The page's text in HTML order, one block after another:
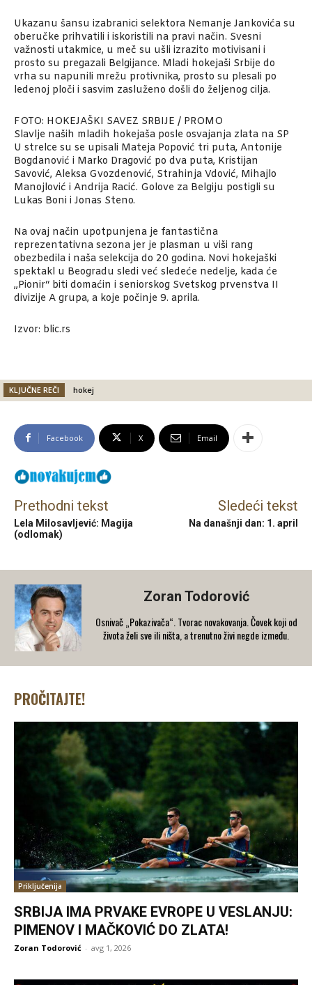
Ukazanu šansu izabranici selektora Nemanje Jankovića su
oberučke prihvatili i iskoristili na pravi način. Svesni
važnosti utakmice, u meč su ušli izrazito motivisani i
prosto su pregazali Belgijance. Mladi hokejaši Srbije do
vrha su napunili mrežu protivnika, prosto su plesali po
ledenoj ploči i sasvim zasluženo došli do željenog cilja.
FOTO: HOKEJAŠKI SAVEZ SRBIJE / PROMO
Slavlje naših mladih hokejaša posle osvajanja zlata na SP
U strelce su se upisali Mateja Popović tri puta, Antonije
Bogdanović i Marko Dragović po dva puta, Kristijan
Savović, Aleksa Gvozdenović, Strahinja Vdović, Mihajlo
Manojlović i Andrija Racić. Golove za Belgiju postigli su
Lukas Boni i Jonas Steno.
Na ovaj način upotpunjena je fantastična
reprezentativna sezona jer je plasman u viši rang
obezbedila i naša selekcija do 20 godina. Novi hokejaški
spektakl u Beogradu sledi već sledeće nedelje, kada će
„Pionir“ biti domaćin i seniorskog Svetskog prvenstva II
divizije A grupa, a koje počinje 9. aprila.
Izvor: blic.rs
KLJUČNE REČI hokej
Facebook X Email
Prethodni tekst
Lela Milosavljević: Magija
(odlomak)
Sledeći tekst
Na današnji dan: 1. april
Zoran Todorović
Osnivač „Pokazivača“. Tvorac novakovanja. Čovek koji od
života želi sve ili ništa, a trenutno živi negde između.
PROČITAJTE!
Priključenija
SRBIJA IMA PRVAKE EVROPE U VESLANJU:
PIMENOV I MAČKOVIĆ DO ZLATA!
Zoran Todorović - avg 1, 2026